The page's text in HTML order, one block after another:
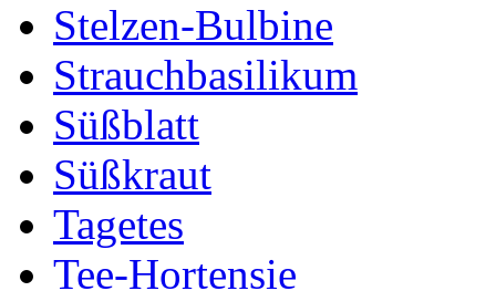
Stelzen-Bulbine
Strauchbasilikum
Süßblatt
Süßkraut
Tagetes
Tee-Hortensie